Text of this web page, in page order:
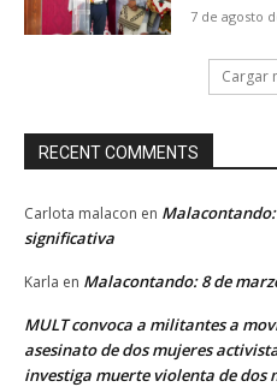
7 de agosto
Cargar
RECENT COMMENTS
Carlota malacon en
significativa
Karla en Malacontando: 8 de
MULT convoca a militantes a
asesinato de dos mujeres
investiga muerte violenta de